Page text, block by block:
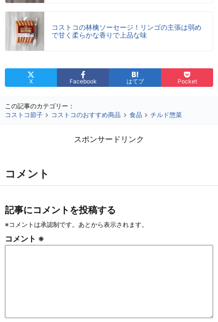
コストコの林檎ソーセージ！リンゴの主張は弱め
で甘く柔らかな香りで上品な味
X Facebook はてブ Pocket
この記事のカテゴリー：
コストコ節子
コストコのおすすめ商品 食品 チルド惣菜
スポンサードリンク
コメント
記事にコメントを投稿する
※コメントは承認制です。あとから表示されます。
コメント ※